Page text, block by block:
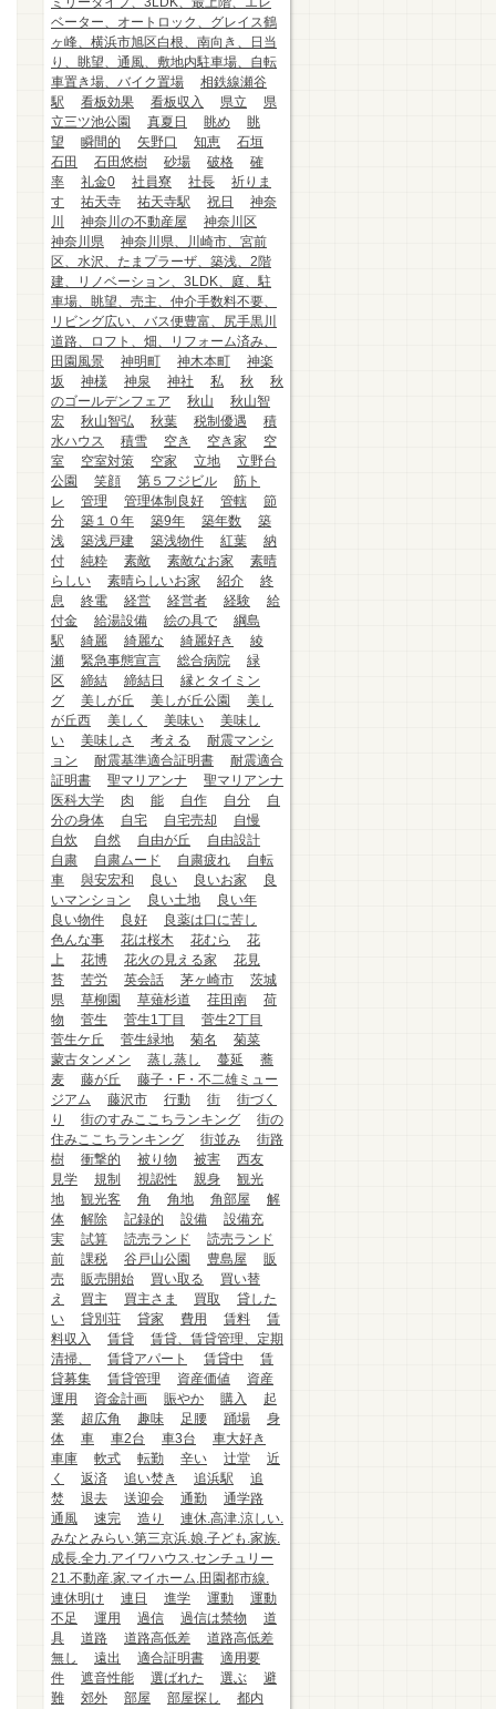
ベーター、オートロック、グレイス鶴
ヶ峰、横浜市旭区白根、南向き、日当
り、眺望、通風、敷地内駐車場、自転
車置き場、バイク置場
相鉄線瀬谷
駅
看板効果 看板収入 県立
県
立三ツ池公園
真夏日 眺め
眺
望
瞬間的 矢野口 知恵
石垣
石田
石田悠樹 砂場 破格
確
率
礼金0 社員寮 社長
祈りま
す
祐天寺 祐天寺駅 祝日
神奈
川
神奈川の不動産屋
神奈川区
神奈川県
神奈川県、川崎市、宮前
区、水沢、たまプラーザ、築浅、2階
建、リノベーション、3LDK、庭、駐
車場、眺望、売主、仲介手数料不要、
リビング広い、バス便豊富、尻手黒川
道路、ロフト、畑、リフォーム済み、
田園風景
神明町 神木本町
神楽
坂
神様 神泉 神社 私 秋
秋
のゴールデンフェア
秋山
秋山智
宏
秋山智弘 秋葉 税制優遇
積
水ハウス
積雪 空き 空き家
空
室
空室対策 空家 立地
立野台
公園
笑顔 第５フジビル
筋ト
レ
管理 管理体制良好 管轄
節
分
築１０年 築9年 築年数
築
浅
築浅戸建 築浅物件 紅葉
納
付
純粋 素敵 素敵なお家
素晴
らしい
素晴らしいお家 紹介
終
息
終電 経営 経営者 経験
給
付金
給湯設備 絵の具で
綱島
駅
綺麗 綺麗な 綺麗好き
綾
瀬
緊急事態宣言 総合病院
緑
区
締結 締結日
縁とタイミン
グ
美しが丘 美しが丘公園
美し
が丘西
美しく 美味い
美味し
い
美味しさ 考える
耐震マンシ
ョン
耐震基準適合証明書
耐震適合
証明書
聖マリアンナ
聖マリアンナ
医科大学
肉 能 自作 自分
自
分の身体
自宅 自宅売却
自慢
自炊
自然 自由が丘
自由設計
自粛
自粛ムード 自粛疲れ
自転
車
與安宏和 良い 良いお家
良
いマンション
良い土地
良い年
良い物件
良好
良薬は口に苦し
色んな事
花は桜木 花むら
花
上
花博 花火の見える家
花見
苔
苦労 英会話 茅ヶ崎市
茨城
県
草柳園 草薙杉道 荏田南
荷
物
菅生 菅生1丁目
菅生2丁目
菅生ケ丘
菅生緑地 菊名
菊菜
蒙古タンメン
蒸し蒸し 蔓延
蕎
麦
藤が丘
藤子・F・不二雄ミュー
ジアム
藤沢市 行動 街
街づく
り
街のすみここちランキング
街の
住みここちランキング
街並み
街路
樹
衝撃的 被り物 被害
西友
見学
規制 視認性 親身
観光
地
観光客 角 角地 角部屋
解
体
解除 記録的 設備
設備充
実
試算 読売ランド
読売ランド
前
課税 谷戸山公園 豊島屋
販
売
販売開始 買い取る
買い替
え
買主 買主さま 買取
貸した
い
貸別荘 貸家 費用 賃料
賃
料収入
賃貸
賃貸、賃貸管理、定期
清掃、
賃貸アパート 賃貸中
賃
貸募集
賃貸管理 資産価値
資産
運用
資金計画 賑やか 購入
起
業
超広角 趣味 足腰 踊場
身
体
車 車2台 車3台
車大好き
車庫
軟式 転勤 辛い 辻堂
近
く
返済 追い焚き 追浜駅
追
焚
退去 送迎会 通勤
通学路
通風
速完 造り
連休.高津.涼しい.
みなとみらい.第三京浜.娘.子ども.家族.
成長.全力.アイワハウス.センチュリー
21.不動産.家.マイホーム.田園都市線.
連休明け
連日 進学 運動
運動
不足
運用 過信 過信は禁物
道
具
道路 道路高低差
道路高低差
無し
遠出 適合証明書
適用要
件
遮音性能 選ばれた 選ぶ
避
難
郊外 部屋 部屋探し
都内